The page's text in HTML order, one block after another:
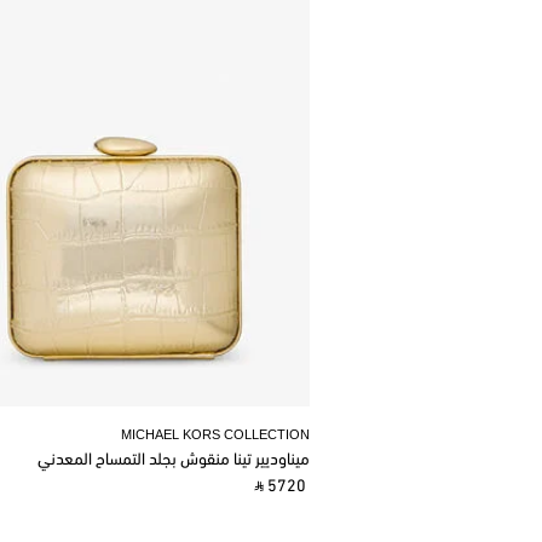
MICHAEL KORS COLLECTION
ميناوديير تينا منقوش بجلد التمساح المعدني
‎ ⃁ 5720 ‎